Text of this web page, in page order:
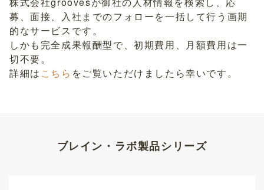
募、面接、入社までのフォローを一括して行う画期
的なサービスです。
しかも完全成果報酬型で、初期費用、月額費用は一
切不要。
詳細は こちら をご覧いただけましたら幸いです。
ブレイン・ラボ製品シリーズ